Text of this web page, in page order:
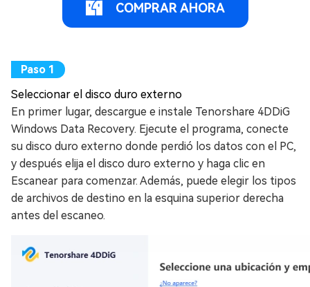
COMPRAR AHORA
Seleccionar el disco duro externo
En primer lugar, descargue e instale Tenorshare 4DDiG
Windows Data Recovery. Ejecute el programa, conecte
su disco duro externo donde perdió los datos con el PC,
y después elija el disco duro externo y haga clic en
Escanear para comenzar. Además, puede elegir los tipos
de archivos de destino en la esquina superior derecha
antes del escaneo.